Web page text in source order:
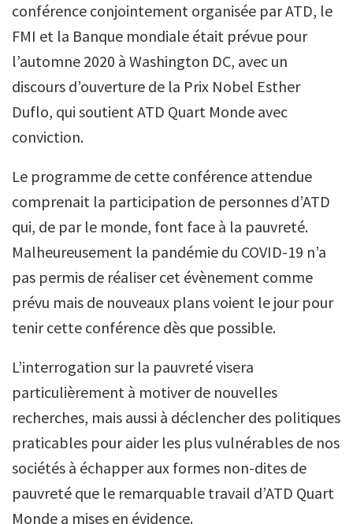
conférence conjointement organisée par ATD, le
FMI et la Banque mondiale était prévue pour
l’automne 2020 à Washington DC, avec un
discours d’ouverture de la Prix Nobel Esther
Duflo, qui soutient ATD Quart Monde avec
conviction.
Le programme de cette conférence attendue
comprenait la participation de personnes d’ATD
qui, de par le monde, font face à la pauvreté.
Malheureusement la pandémie du COVID-19 n’a
pas permis de réaliser cet évènement comme
prévu mais de nouveaux plans voient le jour pour
tenir cette conférence dès que possible.
L’interrogation sur la pauvreté visera
particulièrement à motiver de nouvelles
recherches, mais aussi à déclencher des politiques
praticables pour aider les plus vulnérables de nos
sociétés à échapper aux formes non-dites de
pauvreté que le remarquable travail d’ATD Quart
Monde a mises en évidence.